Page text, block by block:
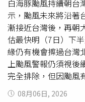
海南部，之後移動速
增加，預估仍以10日
步指出，根據
部後，直接向北轉向
台灣海面警戒區的可
北轉的模擬結果增
海上警戒區，後續路
白海豚颱風持續朝台
示，颱風未來將沿著
漸接近台灣後，再朝
估最快明（7日）下
緣仍有機會擦過台灣
上颱風警報仍須視
完全排除，但因颱風
警的可能性相對較低
08月06日, 2026